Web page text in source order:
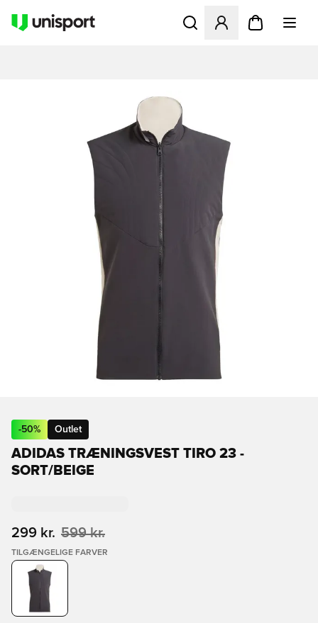
Åbner en Modal til at
-50% Outlet
ADIDAS TRÆNINGSVEST TIRO 23 -
SORT/BEIGE
299 kr. 599 kr.
TILGÆNGELIGE FARVER